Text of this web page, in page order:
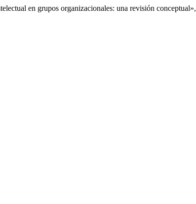
en grupos organizacionales: una revisión conceptual»,